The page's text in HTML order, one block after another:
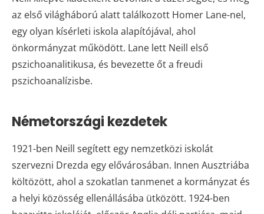
az első világháború alatt találkozott Homer Lane-nel,
egy olyan kísérleti iskola alapítójával, ahol
önkormányzat működött. Lane lett Neill első
pszichoanalitikusa, és bevezette őt a freudi
pszichoanalízisbe.
Németországi kezdetek
1921-ben Neill segített egy nemzetközi iskolát
szervezni Drezda egy elővárosában. Innen Ausztriába
költözött, ahol a szokatlan tanmenet a kormányzat és
a helyi közösség ellenállásába ütközött. 1924-ben